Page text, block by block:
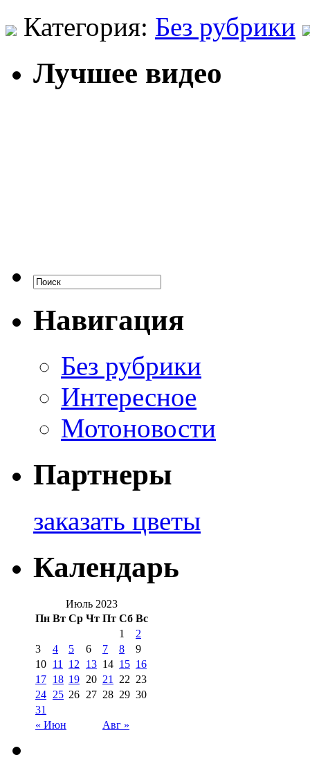
Категория: Без рубрики
Лучшее видео
Навигация
Без рубрики
Интересное
Мотоновости
Партнеры
заказать цветы
Календарь
Июль 2023
Пн Вт Ср Чт Пт Сб Вс
« Июн Авг »
1
2
3
4 5 6 7 8
9
10 11 12 13 14 15 16
17 18 19 20 21 22 23
24 25 26 27 28 29 30
31